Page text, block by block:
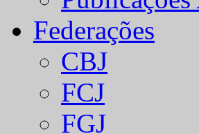
Federações
CBJ
FCJ
FGJ